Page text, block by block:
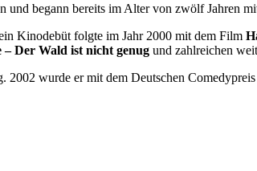
begann bereits im Alter von zwölf Jahren
Kinodebüt folgte im Jahr 2000 mit dem Film
– Der Wald ist nicht genug und zahlreichen
2002 wurde er mit dem Deutschen